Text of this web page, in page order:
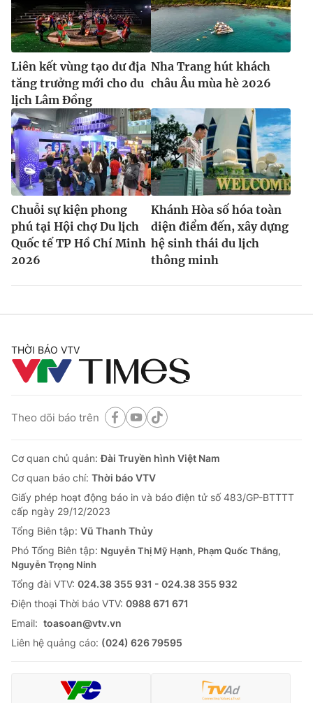
® Cấm sao chép dưới mọi hình thức nếu không có sự chấp
thuận bằng văn bản. Ghi rõ nguồn VTV.vn khi phát hành lại
thông tin từ website này.
Liên kết vùng tạo dư địa
tăng trưởng mới cho du
lịch Lâm Đồng
Nha Trang hút khách
châu Âu mùa hè 2026
Chuỗi sự kiện phong
phú tại Hội chợ Du lịch
Quốc tế TP Hồ Chí Minh
2026
Khánh Hòa số hóa toàn
diện điểm đến, xây dựng
hệ sinh thái du lịch
thông minh
THỜI BÁO VTV
Theo dõi báo trên
Cơ quan chủ quản:Đài Truyền hình Việt Nam
Cơ quan báo chí: Thời báo VTV
Giấy phép hoạt động báo in và báo điện tử số 483/GP-BTTTT
cấp ngày 29/12/2023
Tổng Biên tập: Vũ Thanh Thủy
Phó Tổng Biên tập: Nguyễn Thị Mỹ Hạnh, Phạm Quốc Thắng,
Nguyễn Trọng Ninh
Tổng đài VTV: 024.38 355 931 - 024.38 355 932
Ðiện thoại Thời báo VTV: 0988 671 671
Email: toasoan@vtv.vn
Liên hệ quảng cáo: (024) 626 79595